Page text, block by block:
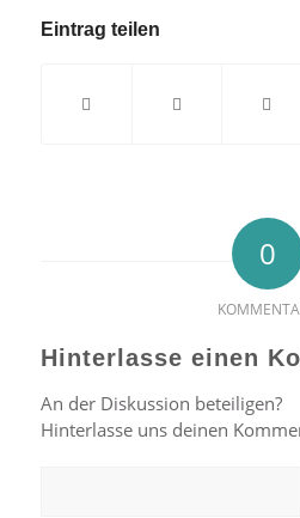
Eintrag teilen
0
Hinterlasse einen
An der Diskussion beteiligen?
Hinterlasse uns deinen